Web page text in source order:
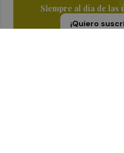
Siempre al día de las
¡Quiero